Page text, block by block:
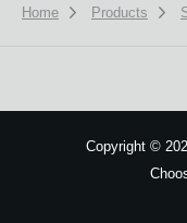
Home Products
Copyright ©
ービスを提供するため